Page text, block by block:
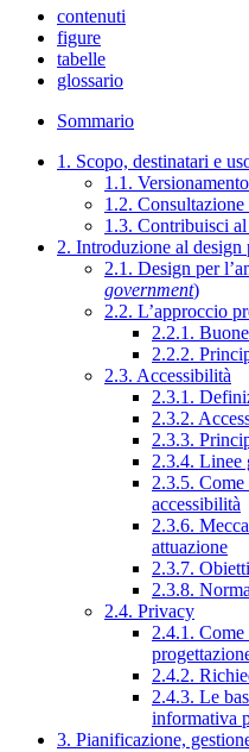
contenuti
figure
tabelle
glossario
Sommario
1. Scopo, destinatari e
1.1.
1.2. Consultazione
1.3. Contribuisci
2. Introduzione al
2.1. Design per
government)
2.2. L’approccio
2.2.1.
2.2.2.
2.3. Accessibilità
2.3.1.
2.3.2.
2.3.3.
2.3.4. Linee
2.3.5.
accessibilità
2.3.6.
attuazione
2.3.7.
2.3.8.
2.4. Privacy
2.4.1.
2.4.2.
2.4.3. Le
informativa
3. Pianificazione,